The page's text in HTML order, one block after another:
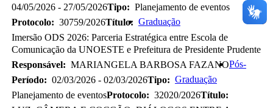
04/05/2026 - 27/05/2026Tipo: Planejamento de eventos
Protocolo: 30759/2026Título:
Imersão ODS 2026: Parceria Estratégica entre Escola de
Comunicação da UNOESTE e Prefeitura de Presidente Prudente
Responsável: MARIANGELA BARBOSA FAZANO
Período: 02/03/2026 - 02/03/2026Tipo:
Planejamento de eventosProtocolo: 32020/2026Título:
Graduação
Pós-
Graduação